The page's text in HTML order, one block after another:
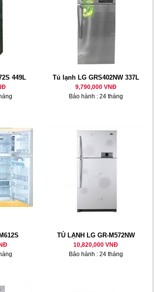
449L Tủ lạnh LG GRS402NW 337L
9,790,000 VNĐ
Bảo hành : 24 tháng
TỦ LẠNH LG GR-M572NW
10,820,000 VNĐ
Bảo hành : 24 tháng